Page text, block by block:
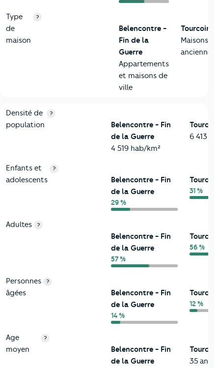
Type
de
maison
?
Belencontre -
Fin de la
Guerre
Appartements
et maisons de
ville
Tourcoing
Maisons
anciennes
2-Habitants
Critères Belencontre - Fin de la Guerre
Densité de
population
?
Belencontre - Fin
de la Guerre
4 519 hab/km²
6 413
Enfants et
adolescents
?
Belencontre - Fin
de la Guerre
29 %
31 %
Adultes ?
Belencontre - Fin
de la Guerre
57 %
56 %
Personnes
âgées
?
Belencontre - Fin
de la Guerre
14 %
12 %
Age
moyen
?
Belencontre - Fin
de la Guerre
35 ans